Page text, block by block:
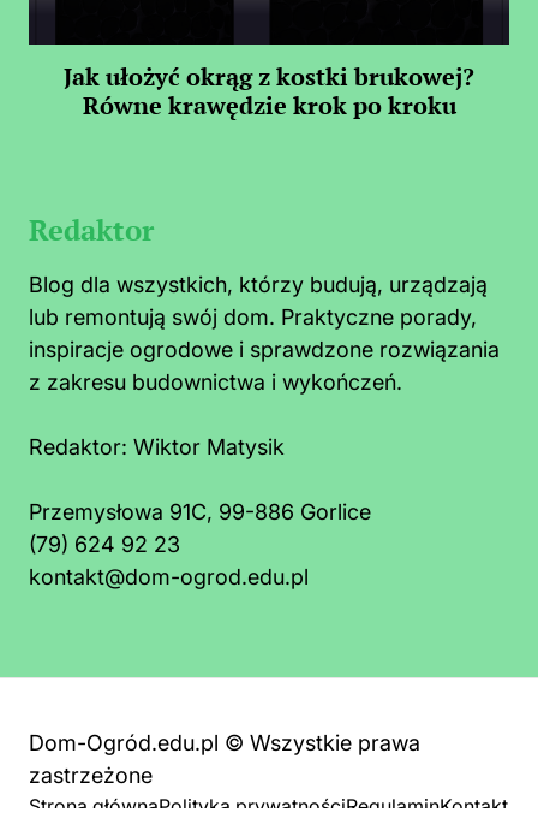
Jak ułożyć okrąg z kostki brukowej?
Równe krawędzie krok po kroku
Redaktor
Blog dla wszystkich, którzy budują, urządzają
lub remontują swój dom. Praktyczne porady,
inspiracje ogrodowe i sprawdzone rozwiązania
z zakresu budownictwa i wykończeń.
Redaktor: Wiktor Matysik
Przemysłowa 91C, 99-886 Gorlice
(79) 624 92 23
kontakt@dom-ogrod.edu.pl
Dom-Ogród.edu.pl © Wszystkie prawa
zastrzeżone
Strona głównaPolityka prywatnościRegulaminKontakt